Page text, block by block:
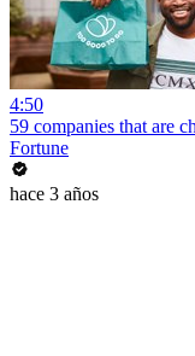
4:50
59 companies that are
Fortune
hace 3 años